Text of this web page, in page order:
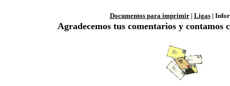
Documentos para imprimir| Ligas|
Agradecemos tus comentarios y contamos